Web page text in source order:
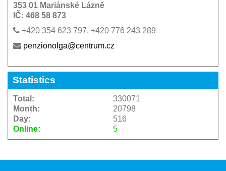
353 01 Mariánské Lázně
IČ: 468 58 873
+420 354 623 797, +420 776 243 289
penzionolga@centrum.cz
Statistics
Online: 5
Total:
330071
Month:
20798
Day:
516